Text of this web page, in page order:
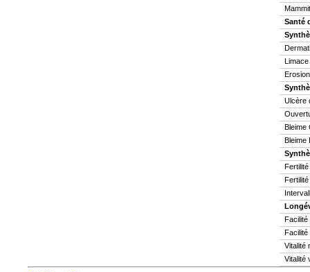
Santé
Limace
Erosion
Ulcère
Bleime
Bleime
Facilité
Facilité
Vitalité
Vitalité